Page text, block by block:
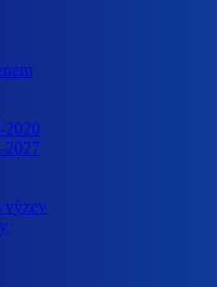
2020
2027
výzev